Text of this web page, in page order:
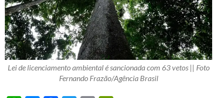
Lei de licenciamento ambiental é sancionada com 63 vetos || Foto
Fernando Frazão/Agência Brasil